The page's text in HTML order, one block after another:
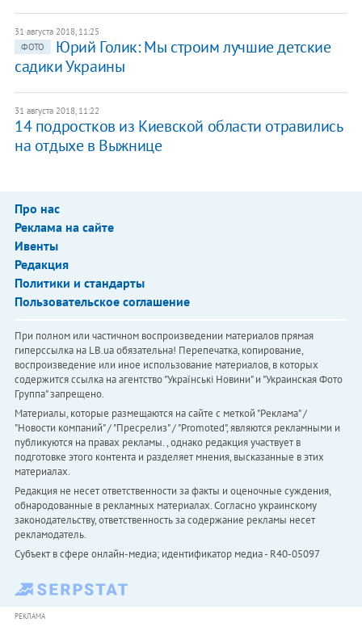
31 августа 2018, 11:25
ФОТО
Юрий Голик: Мы строим лучшие детские
садики Украины
31 августа 2018, 11:22
14 подростков из Киевской области отравились
на отдыхе в Выжнице
Про нас
Реклама на сайте
Ивенты
Редакция
Политики и стандарты
Пользовательское соглашение
При полном или частичном воспроизведении материалов прямая
гиперссылка на LB.ua обязательна! Перепечатка, копирование,
воспроизведение или иное использование материалов, в которых
содержится ссылка на агентство "Українськi Новини" и "Украинская Фото
Группа" запрещено.
Материалы, которые размещаются на сайте с меткой "Реклама" /
"Новости компаний" / "Пресрелиз" / "Promoted", являются рекламными и
публикуются на правах рекламы. , однако редакция участвует в
подготовке этого контента и разделяет мнения, высказанные в этих
материалах.
Редакция не несет ответственности за факты и оценочные суждения,
обнародованные в рекламных материалах. Согласно украинскому
законодательству, ответственность за содержание рекламы несет
рекламодатель.
Субъект в сфере онлайн-медиа; идентификатор медиа - R40-05097
РЕКЛАМА